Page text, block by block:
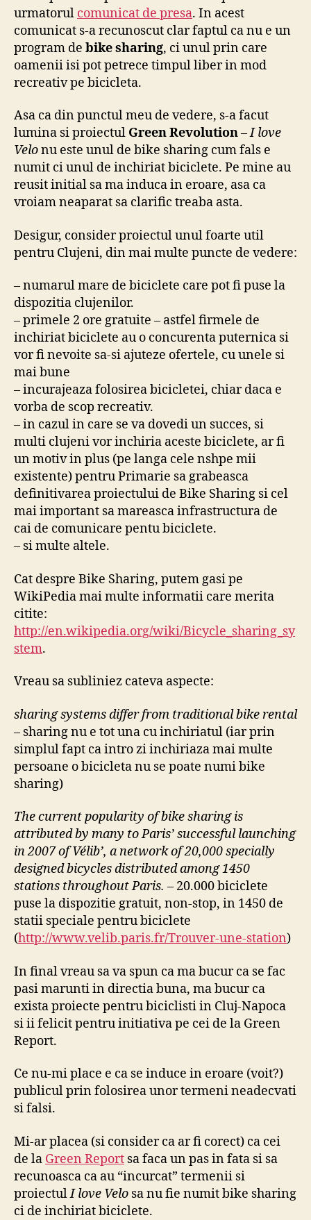
urmatorul comunicat de presa. In acest
comunicat s-a recunoscut clar faptul ca nu e un
program de bike sharing, ci unul prin care
oamenii isi pot petrece timpul liber in mod
recreativ pe bicicleta.
Asa ca din punctul meu de vedere, s-a facut
lumina si proiectul Green Revolution–I love
Velonu este unul de bike sharing cum fals e
numit ci unul de inchiriat biciclete. Pe mine au
reusit initial sa ma induca in eroare, asa ca
vroiam neaparat sa clarific treaba asta.
Desigur, consider proiectul unul foarte util
pentru Clujeni, din mai multe puncte de vedere:
– numarul mare de biciclete care pot fi puse la
dispozitia clujenilor.
– primele 2 ore gratuite – astfel firmele de
inchiriat biciclete au o concurenta puternica si
vor fi nevoite sa-si ajuteze ofertele, cu unele si
mai bune
– incurajeaza folosirea bicicletei, chiar daca e
vorba de scop recreativ.
– in cazul in care se va dovedi un succes, si
multi clujeni vor inchiria aceste biciclete, ar fi
un motiv in plus (pe langa cele nshpe mii
existente) pentru Primarie sa grabeasca
definitivarea proiectului de Bike Sharing si cel
mai important sa mareasca infrastructura de
cai de comunicare pentu biciclete.
– si multe altele.
Cat despre Bike Sharing, putem gasi pe
WikiPedia mai multe informatii care merita
citite:
http://en.wikipedia.org/wiki/Bicycle_sharing_sy
stem.
Vreau sa subliniez cateva aspecte:
sharing systems differ from traditional bike rental
– sharing nu e tot una cu inchiriatul (iar prin
simplul fapt ca intro zi inchiriaza mai multe
persoane o bicicleta nu se poate numi bike
sharing)
The current popularity of bike sharing is
attributed by many to Paris’ successful launching
in 2007 of Vélib’, a network of 20,000 specially
designed bicycles distributed among 1450
stations throughout Paris. – 20.000 biciclete
puse la dispozitie gratuit, non-stop, in 1450 de
statii speciale pentru biciclete
(http://www.velib.paris.fr/Trouver-une-station)
In final vreau sa va spun ca ma bucur ca se fac
pasi marunti in directia buna, ma bucur ca
exista proiecte pentru biciclisti in Cluj-Napoca
si ii felicit pentru initiativa pe cei de la Green
Report.
Ce nu-mi place e ca se induce in eroare (voit?)
publicul prin folosirea unor termeni neadecvati
si falsi.
Mi-ar placea (si consider ca ar fi corect) ca cei
de la Green Report sa faca un pas in fata si sa
recunoasca ca au “incurcat” termenii si
proiectulI love Velo sa nu fie numit bike sharing
ci de inchiriat biciclete.